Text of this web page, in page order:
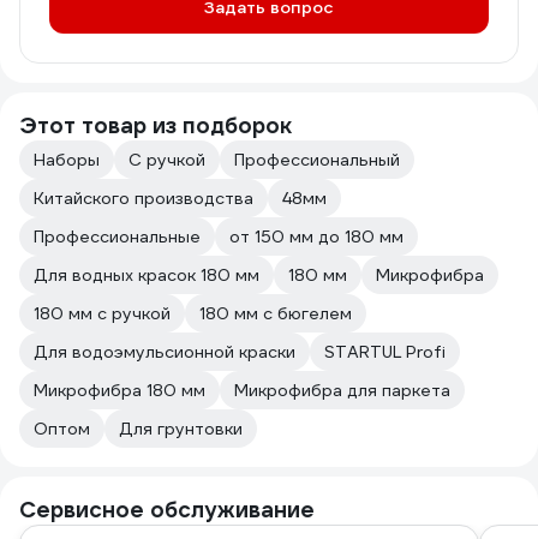
Задать вопрос
Этот товар из подборок
Наборы С ручкой
Профессиональный
Китайского производства
48мм
Профессиональные
от 150 мм до 180 мм
Для водных красок 180 мм
180 мм
Микрофибра
180 мм с ручкой
180 мм с бюгелем
Для водоэмульсионной краски
STARTUL Profi
Микрофибра 180 мм
Микрофибра для паркета
Оптом
Для грунтовки
Сервисное обслуживание